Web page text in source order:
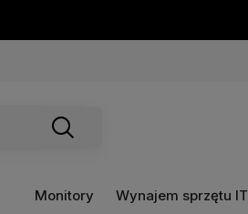
Monitory Wynajem sprzętu IT